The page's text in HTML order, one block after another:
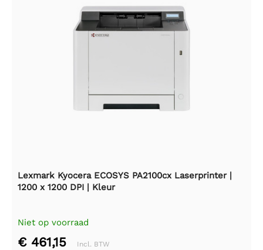
Lexmark Kyocera ECOSYS PA2100cx Laserprinter |
1200 x 1200 DPI | Kleur
Niet op voorraad
€ 461,15 Incl. BTW